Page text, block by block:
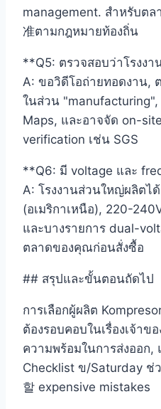
management. สำหรับตล
准ตามกฎหมายท้องถิ่น
**Q5: ตรวจสอบว่าโรงงา
A: ขอวิดีโอถ่ายทอดงาน,
ในส่วน
Maps, และอาจจัด on-
verification เช่น SGS
**Q6: มี voltage และ
A: โรงงานส่วนใหญ่ผลิตไ
(อเมริกาเหนือ), 220-
และบางรายการ dual-
ตลาดของคุณก่อนสั่งซื้อ
## สรุปและขั้นตอนถัดไป
การเลือกผู้ผลิต
ต้องรอบคอบในเรื่องเจ้าข
ความพร้อมในการส่งออก
Checklist ข/Saturday ช่
할 expensive mistakes